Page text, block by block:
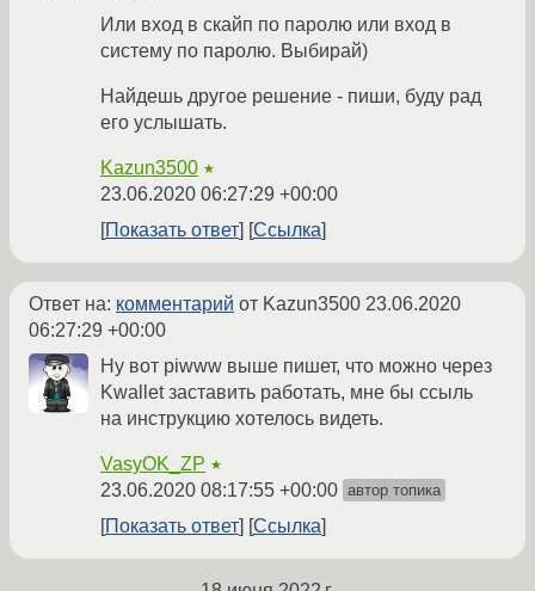
Или вход в скайп по паролю или вход в
систему по паролю. Выбирай)
Найдешь другое решение - пиши, буду рад
его услышать.
Kazun3500 ★
23.06.2020 06:27:29 +00:00
Показать ответ
Ссылка
Ответ на: комментарий от Kazun3500 23.06.2020
06:27:29 +00:00
Ну вот piwww выше пишет, что можно через
Kwallet заставить работать, мне бы ссыль
на инструкцию хотелось видеть.
VasyOK_ZP ★
23.06.2020 08:17:55 +00:00 автор топика
Показать ответ Ссылка